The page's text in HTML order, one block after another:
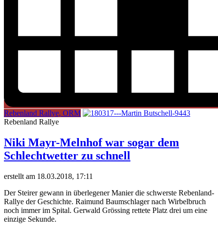
Rebenland Rallye, ORM
Rebenland Rallye
Niki Mayr-Melnhof war sogar dem
Schlechtwetter zu schnell
erstellt am 18.03.2018, 17:11
Der Steirer gewann in überlegener Manier die schwerste Rebenland-
Rallye der Geschichte. Raimund Baumschlager nach Wirbelbruch
noch immer im Spital. Gerwald Grössing rettete Platz drei um eine
einzige Sekunde.